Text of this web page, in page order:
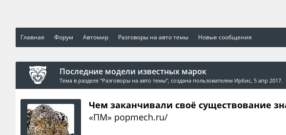
Главная Форум Автомир Разговоры на авто темы Новые сообщения
Последние модели известных марок
Тема в разделе "Разговоры на авто темы", создана пользователем Ирбис, 5 апр 2017.
Чем заканчивали своё существование
«ПМ» popmech.ru/